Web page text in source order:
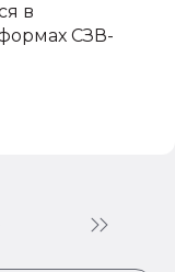
в
СЗВ-